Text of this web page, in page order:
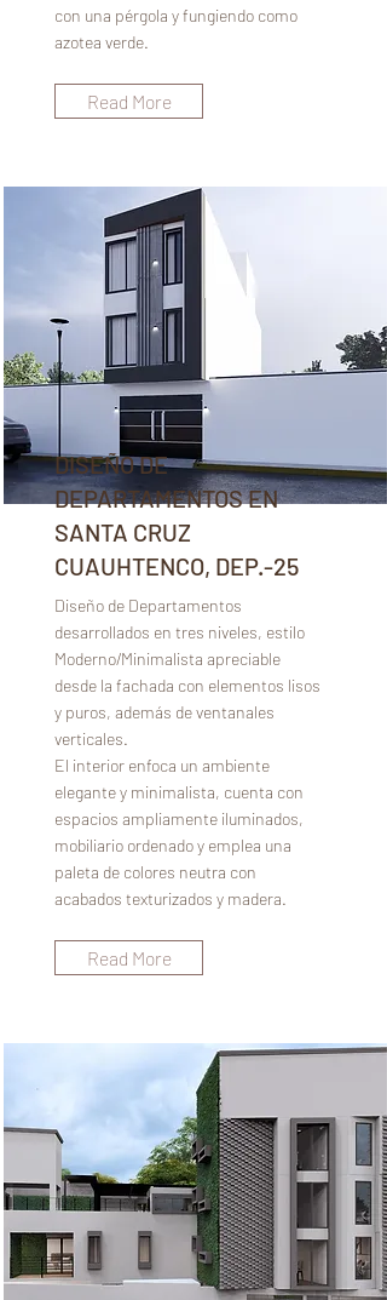
con una pérgola y fungiendo como
azotea verde.
Read More
DISEÑO DE
DEPARTAMENTOS EN
SANTA CRUZ
CUAUHTENCO, DEP.-25
Diseño de Departamentos
desarrollados en tres niveles, estilo
Moderno/Minimalista apreciable
desde la fachada con elementos lisos
y puros, además de ventanales
verticales.
El interior enfoca un ambiente
elegante y minimalista, cuenta con
espacios ampliamente iluminados,
mobiliario ordenado y emplea una
paleta de colores neutra con
acabados texturizados y madera.
Read More